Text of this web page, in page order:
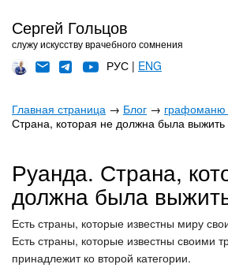
Сергей Гольцов
служу искусству врачебного сомнения
РУС | ENG
Главная страница → Блог → графоманю
Страна, которая не должна была выжить
Руанда. Страна,
должна была
Есть страны, которые известны миру
Есть страны, которые известны своими
принадлежит ко второй категории.